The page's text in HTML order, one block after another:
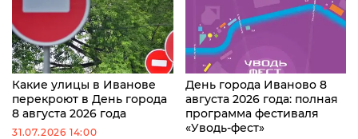
Какие улицы в Иванове
перекроют в День города
8 августа 2026 года
31.07.2026 14:00
День города Иваново 8
августа 2026 года: полная
программа фестиваля
«Уводь-фест»